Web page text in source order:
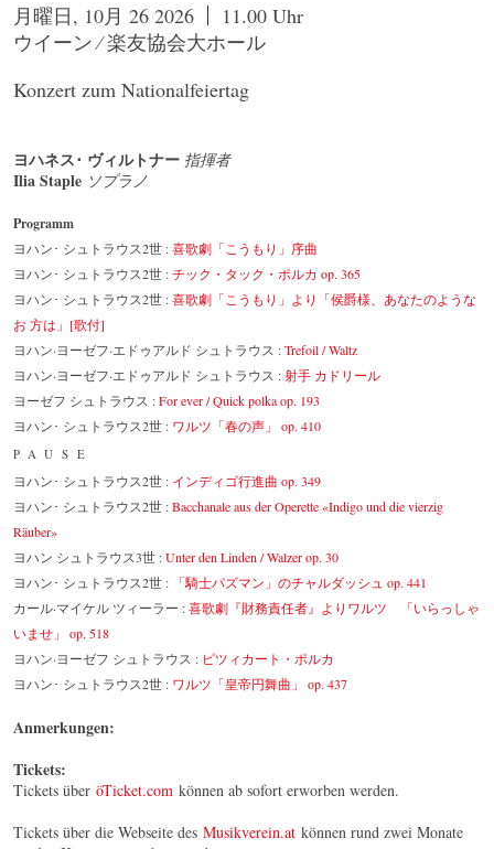
月曜日, 10月 26 2026
11.00 Uhr
ウイーン ⁄ 楽友協会大ホール
Konzert zum Nationalfeiertag
ヨハネス･ ヴィルトナー 指揮者
Ilia Staple ソプラノ
Programm
ヨハン･ シュトラウス2世 :喜歌劇「こうもり」序曲
ヨハン･ シュトラウス2世 :チック・タック・ポルカ op. 365
ヨハン･ シュトラウス2世 :喜歌劇「こうもり」より「侯爵様、あなたのような
お 方は」[歌付]
ヨハン·ヨーゼフ·エドゥアルド シュトラウス :Trefoil / Waltz
ヨハン·ヨーゼフ·エドゥアルド シュトラウス :射手 カドリール
ヨーゼフ シュトラウス :For ever / Quick polka op. 193
ヨハン･ シュトラウス2世 : ワルツ「春の声」 op. 410
PAUSE
ヨハン･ シュトラウス2世 : インディゴ行進曲 op. 349
ヨハン･ シュトラウス2世 :Bacchanale aus der Operette «Indigo und die vierzig
Räuber»
ヨハン シュトラウス3世 :Unter den Linden / Walzer op. 30
ヨハン･ シュトラウス2世 :
「騎士パズマン」のチャルダッシュ op. 441
カール·マイケル ツィーラー :喜歌劇『財務責任者』よりワルツ 「いらっしゃ
いませ」 op. 518
ヨハン·ヨーゼフ シュトラウス : ピツィカート・ポルカ
ヨハン･ シュトラウス2世 : ワルツ「皇帝円舞曲」 op. 437
Anmerkungen:
Tickets:
Tickets über öTicket.com können ab sofort erworben werden.
Tickets über die Webseite des Musikverein.at können rund zwei Monate